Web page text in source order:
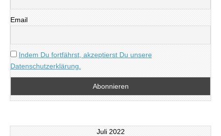
Email
Indem Du fortfährst, akzeptierst Du unsere
Datenschutzerklärung.
Juli 2022